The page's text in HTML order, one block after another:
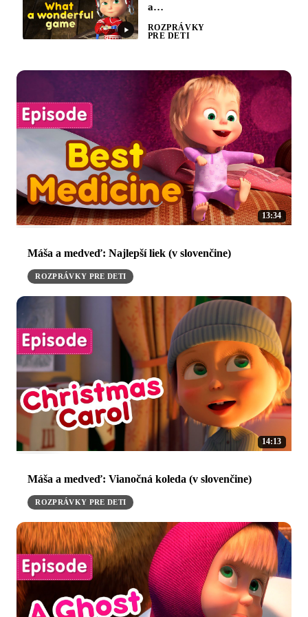
slovenčine)
a
medveď:
Skvelá
ROZPRÁVKY
PRE DETI
13:34
Máša a medveď: Najlepší liek (v slovenčine)
ROZPRÁVKY PRE DETI
14:13
Máša a medveď: Vianočná koleda (v slovenčine)
ROZPRÁVKY PRE DETI